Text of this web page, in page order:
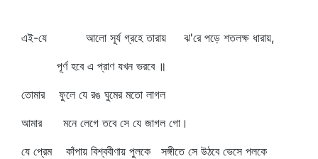
এই-যে আলো সূর্য গ্রহে তারায় ঝ'রে পড়ে শতলক্ষ ধারায়,
পূর্ণ হবে এ প্রাণ যখন ভরবে ॥
তোমার ফুলে যে রঙ ঘুমের মতো লাগল
আমার মনে লেগে তবে সে যে জাগল গো।
যে প্রেম কাঁপায় বিশ্ববীণায় পুলকে সঙ্গীতে সে উঠবে ভেসে পলকে